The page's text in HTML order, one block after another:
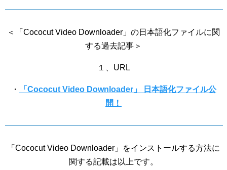
＜「Cococut Video Downloader」の日本語化ファイルに関
する過去記事＞
１、URL
・
「Cococut Video Downloader」 日本語化ファイル公
開！
「Cococut Video Downloader」をインストールする方法に
関する記載は以上です。